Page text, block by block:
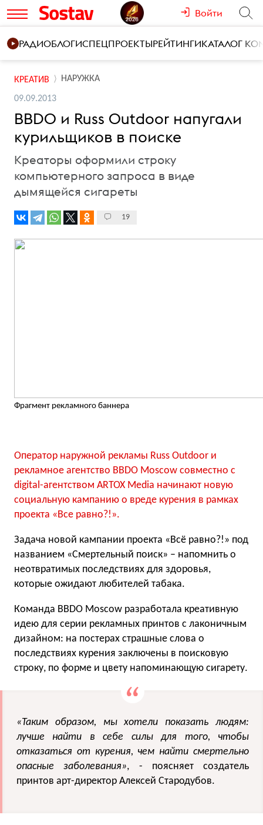
Войти
РАДИОБЛОГИСПЕЦПРОЕКТЫРЕЙТИНГИКАТАЛОГ
КРЕАТИВ НАРУЖКА
09.09.2013
BBDO и Russ Outdoor напугали
курильщиков в поиске
Креаторы оформили строку
компьютерного запроса в виде
дымящейся сигареты
19
Фрагмент рекламного баннера
Оператор наружной рекламы Russ Outdoor и
рекламное агентство BBDO Moscow совместно с
digital-агентством ARTOX Media начинают новую
социальную кампанию о вреде курения в рамках
проекта «Все равно?!».
Задача новой кампании проекта «Всё равно?!» под
названием «Смертельный поиск» – напомнить о
неотвратимых последствиях для здоровья,
которые ожидают любителей табака.
Команда ВВDO Moscow разработала креативную
идею для серии рекламных принтов с лаконичным
дизайном: на постерах страшные слова о
последствиях курения заключены в поисковую
строку, по форме и цвету напоминающую сигарету.
«Таким образом, мы хотели показать людям:
лучше найти в себе силы для того, чтобы
отказаться от курения, чем найти смертельно
опасные заболевания», - поясняет создатель
принтов арт-директор Алексей Стародубов.